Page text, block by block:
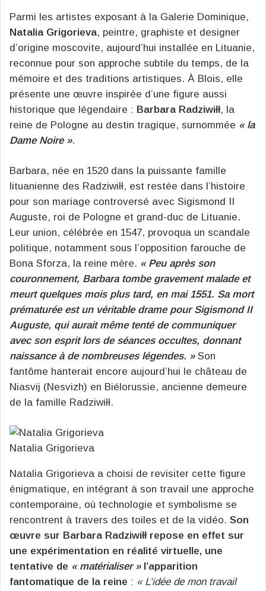
Parmi les artistes exposant à la Galerie Dominique,
Natalia Grigorieva, peintre, graphiste et designer
d’origine moscovite, aujourd’hui installée en Lituanie,
reconnue pour son approche subtile du temps, de la
mémoire et des traditions artistiques. À Blois, elle
présente une œuvre inspirée d’une figure aussi
historique que légendaire : Barbara Radziwiłł, la
reine de Pologne au destin tragique, surnommée « la
Dame Noire ».
Barbara, née en 1520 dans la puissante famille
lituanienne des Radziwiłł, est restée dans l’histoire
pour son mariage controversé avec Sigismond II
Auguste, roi de Pologne et grand-duc de Lituanie.
Leur union, célébrée en 1547, provoqua un scandale
politique, notamment sous l’opposition farouche de
Bona Sforza, la reine mère. « Peu après son
couronnement, Barbara tombe gravement malade et
meurt quelques mois plus tard, en mai 1551. Sa mort
prématurée est un véritable drame pour Sigismond II
Auguste, qui aurait même tenté de communiquer
avec son esprit lors de séances occultes, donnant
naissance à de nombreuses légendes. »​Son
fantôme hanterait encore aujourd’hui le château de
Niasvij (Nesvizh) en Biélorussie, ancienne demeure
de la famille Radziwiłł​.
Natalia Grigorieva
Natalia Grigorieva a choisi de revisiter cette figure
énigmatique, en intégrant à son travail une approche
contemporaine, où technologie et symbolisme se
rencontrent à travers des toiles et de la vidéo. Son
œuvre sur Barbara Radziwiłł repose en effet sur
une expérimentation en réalité virtuelle, une
tentative de « matérialiser »l’apparition
fantomatique de la reine : « L’idée de mon travail